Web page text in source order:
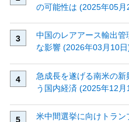
の可能性は (2025年05月
中国のレアアース輸出管
な影響 (2026年03月10日
急成長を遂げる南米の
う国内経済 (2025年12月
米中間選挙に向けトラ